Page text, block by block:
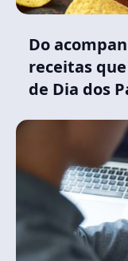
Do
receitas
de Dia dos